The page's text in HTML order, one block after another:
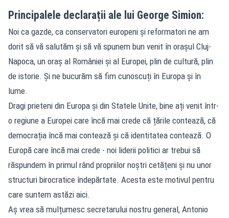
Principalele declarații ale lui George Simion:
Noi ca gazde, ca conservatori europeni și reformatori ne am
dorit să vă salutăm și să vă spunem bun venit în orașul Cluj-
Napoca, un oraș al României și al Europei, plin de cultură, plin
de istorie. Și ne bucurăm să fim cunoscuți în Europa și în
lume.
Dragi prieteni din Europa și din Statele Unite, bine ați venit într-
o regiune a Europei care încă mai crede că țările contează, că
democrația încă mai contează și că identitatea contează. O
Europă care încă mai crede - noi liderii politici ar trebui să
răspundem în primul rând propriilor noștri cetățeni și nu unor
structuri birocratice îndepărtate. Acesta este motivul pentru
care suntem astăzi aici.
Aș vrea să mulțumesc secretarului nostru general, Antonio